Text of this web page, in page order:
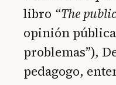
libro “The
opinión pública
problemas”),
pedagogo,